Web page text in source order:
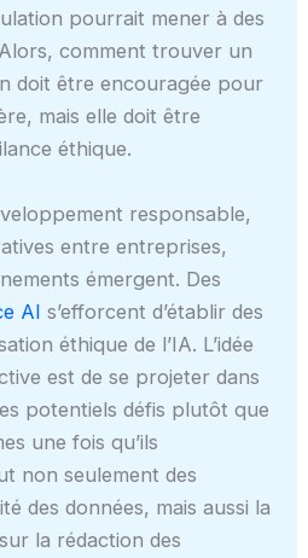
pourrait mener à des
comment trouver un
doit être encouragée pour
mais elle doit être
éthique.
responsable,
entre entreprises,
émergent. Des
AI s’efforcent d’établir des
éthique de l’IA. L’idée
est de se projeter dans
potentiels défis plutôt que
une fois qu’ils
non seulement des
des données, mais aussi la
la rédaction des